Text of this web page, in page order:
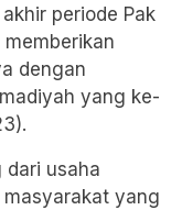
periode Pak
dengan
yang ke-
dari usaha
yang